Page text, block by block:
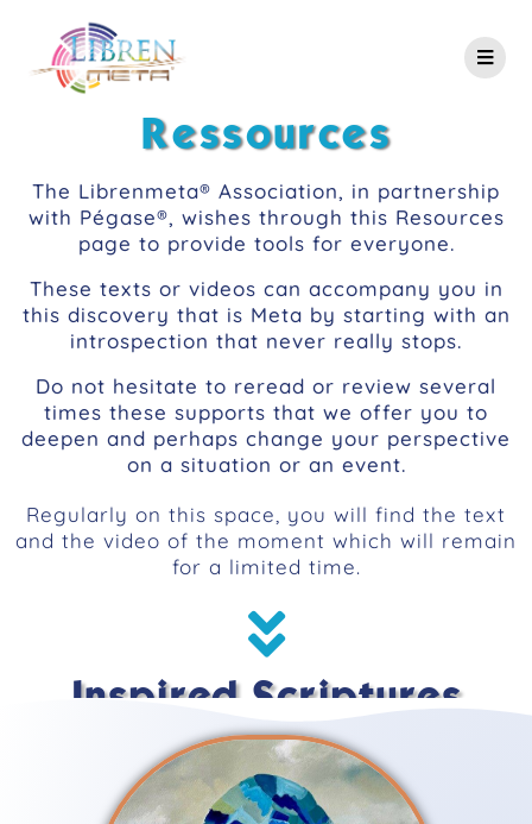
Ressources
The Librenmeta® Association, in partnership
with Pégase®, wishes through this Resources
page to provide tools for everyone.
These texts or videos can accompany you in
this discovery that is Meta by starting with an
introspection that never really stops.
Do not hesitate to reread or review several
times these supports that we offer you to
deepen and perhaps change your perspective
on a situation or an event.
Regularly on this space, you will find the text
and the video of the moment which will remain
for a limited time.
Inspired Scriptures